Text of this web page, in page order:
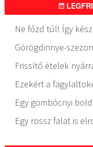
Ne főzd túl! Így
Görögdinnye-
Frissítő ételek
Ezekért a
Egy gombócnyi
Egy rossz falat is